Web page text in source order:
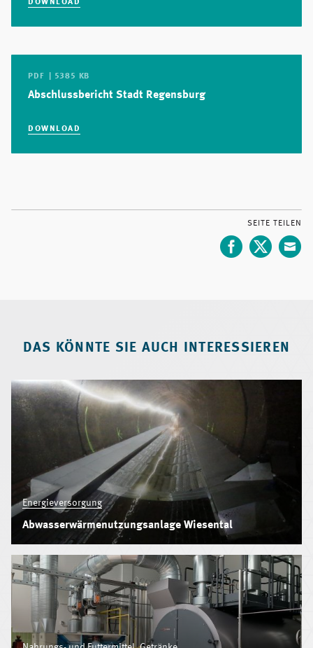
DOWNLOAD
PDF | 5385 KB
Abschlussbericht Stadt Regensburg
DOWNLOAD
SEITE TEILEN
DAS KÖNNTE SIE AUCH INTERESSIEREN
Energieversorgung
Abwasserwärmenutzungsanlage Wiesental